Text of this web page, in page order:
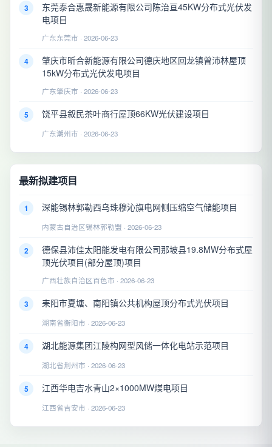
3
东莞泰合惠晟新能源有限公司陈治亘45KW分布式光伏发
电项目
广东东莞市 · 2026-06-23
4
肇庆市昕合新能源有限公司德庆地区回龙镇曾沛林屋顶
15kW分布式光伏发电项目
广东肇庆市 · 2026-06-23
5 饶平县叙民茶叶商行屋顶66KW光伏建设项目
广东潮州市 · 2026-06-23
最新拟建项目
1 深能锡林郭勒西乌珠穆沁旗电网侧压缩空气储能项目
内蒙古自治区锡林郭勒盟 · 2026-06-23
2
德保县沛佳太阳能发电有限公司那坡县19.8MW分布式屋
顶光伏项目(部分屋顶)项目
广西壮族自治区百色市 · 2026-06-23
3 耒阳市夏塘、南阳镇公共机构屋顶分布式光伏项目
湖南省衡阳市 · 2026-06-23
4 湖北能源集团江陵构网型风储一体化电站示范项目
湖北省荆州市 · 2026-06-23
5 江西华电吉水青山2×1000MW煤电项目
江西省吉安市 · 2026-06-23